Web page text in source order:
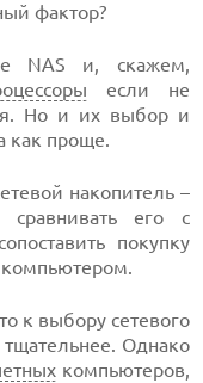
фактор?
NAS и, скажем,
если не
Но и их выбор и
как проще.
накопитель –
его с
покупку
к выбору сетевого
тщательнее. Однако
компьютеров,